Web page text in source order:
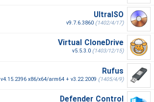
UltraISO
v9.7.6.3860 (1402/4/17)
Virtual CloneDrive
v5.5.3.0 (1403/12/15)
Rufus
v4.15.2396 x86/x64/arm64 + v3.22.2009 (1405/4/9)
Defender Control